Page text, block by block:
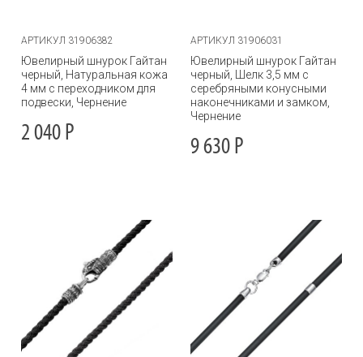
АРТИКУЛ 31906382
Ювелирный шнурок Гайтан
черный, Натуральная кожа
4 мм с переходником для
подвески, Чернение
2 040 Р
АРТИКУЛ 31906031
Ювелирный шнурок Гайтан
черный, Шелк 3,5 мм с
серебряными конусными
наконечниками и замком,
Чернение
9 630 Р